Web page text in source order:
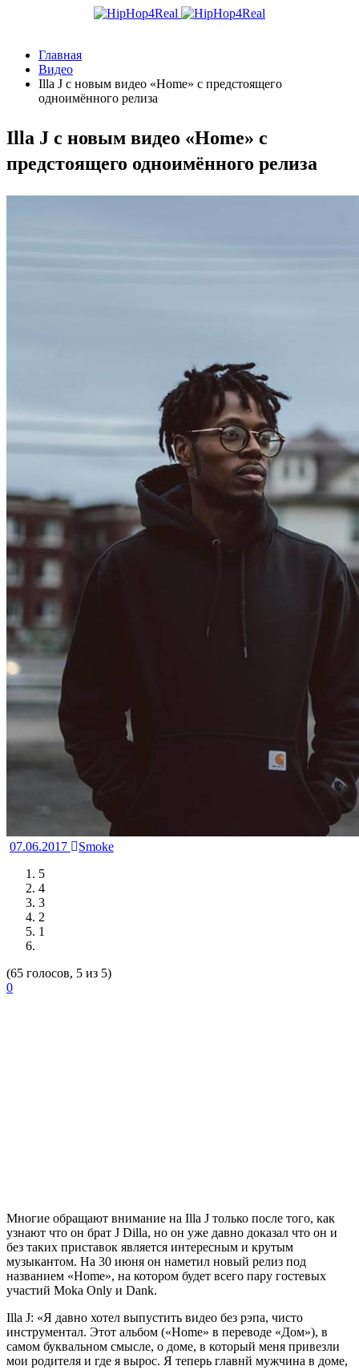
Главная
Видео
Illa J с новым видео «Home» с предстоящего
одноимённого релиза
Illa J с новым видео «Home» с
предстоящего одноимённого релиза
07.06.2017
Smoke
5
4
3
2
1
(65 голосов, 5 из 5)
0
Многие обращают внимание на Illa J только после того, как
узнают что он брат J Dilla, но он уже давно доказал что он и
без таких приставок является интересным и крутым
музыкантом. На 30 июня он наметил новый релиз под
названием «Home», на котором будет всего пару гостевых
участий Moka Only и Dank.
Illa J: «Я давно хотел выпустить видео без рэпа, чисто
инструментал. Этот альбом («Home» в переводе «Дом»), в
самом буквальном смысле, о доме, в который меня привезли
мои родителя и где я вырос. Я теперь главнй мужчина в доме,